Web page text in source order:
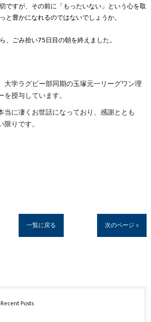
ですが、その前に「もったいない」という心を取
と豊かになれるのではないでしょうか。
、ごみ拾い75日目の朝を終えました。
学ラグビー部同期の玉塚元一リーグワン理
授与しています。
凄くお世話になっており、感謝ととも
りです。
一覧に戻る 次のページ >
Recent Posts